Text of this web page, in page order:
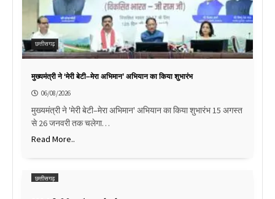
छत्तीसगढ़
मुख्यमंत्री ने ‘मेरी बेटी–मेरा अभिमान’ अभियान का किया शुभारंभ
06/08/2026
मुख्यमंत्री ने 'मेरी बेटी–मेरा अभिमान' अभियान का किया शुभारंभ 15 अगस्त
से 26 जनवरी तक चलेगा…
Read More..
छत्तीसगढ़